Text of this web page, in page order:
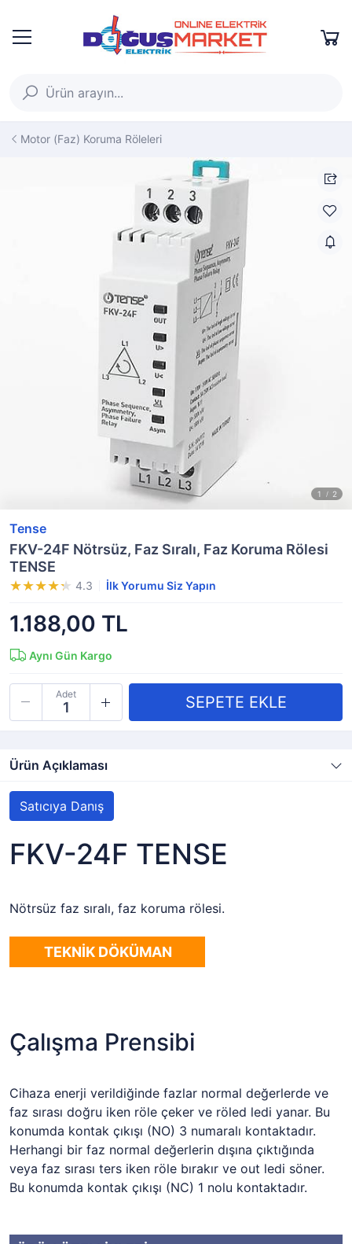
Motor (Faz) Koruma Röleleri
Tense
FKV-24F Nötrsüz, Faz Sıralı, Faz Koruma Rölesi
TENSE
4.3 İlk Yorumu Siz Yapın
1.188,00 TL
Aynı Gün Kargo
Adet
Ürün Açıklaması
Satıcıya Danış
FKV-24F TENSE
Nötrsüz faz sıralı, faz koruma rölesi.
TEKNİK DÖKÜMAN
Çalışma Prensibi
Cihaza enerji verildiğinde fazlar normal değerlerde ve
faz sırası doğru iken röle çeker ve röled ledi yanar. Bu
konumda kontak çıkışı (NO) 3 numaralı kontaktadır.
Herhangi bir faz normal değerlerin dışına çıktığında
veya faz sırası ters iken röle bırakır ve out ledi söner.
Bu konumda kontak çıkışı (NC) 1 nolu kontaktadır.